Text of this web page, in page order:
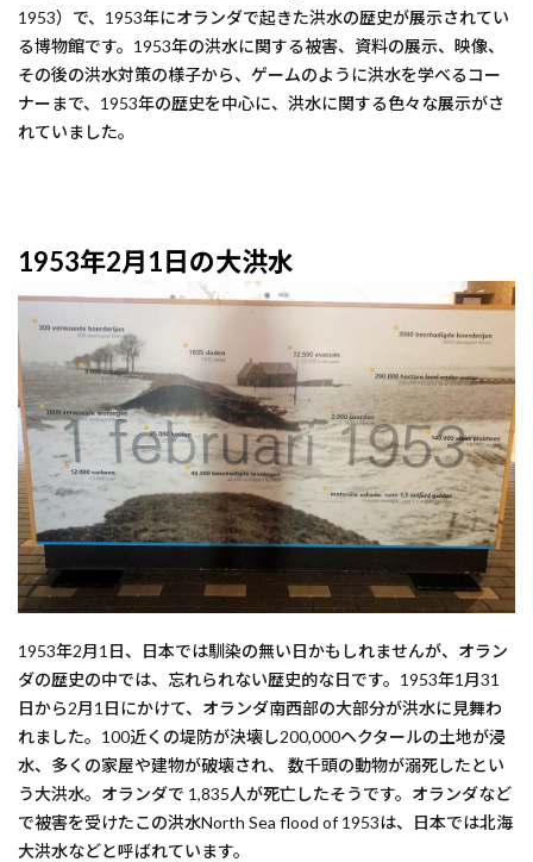
1953）で、1953年にオランダで起きた洪水の歴史が展示されてい
る博物館です。1953年の洪水に関する被害、資料の展示、映像、
その後の洪水対策の様子から、ゲームのように洪水を学べるコー
ナーまで、1953年の歴史を中心に、洪水に関する色々な展示がさ
れていました。
1953年2月1日の大洪水
1953年2月1日、日本では馴染の無い日かもしれませんが、オラン
ダの歴史の中では、忘れられない歴史的な日です。1953年1月31
日から2月1日にかけて、オランダ南西部の大部分が洪水に見舞わ
れました。100近くの堤防が決壊し200,000ヘクタールの土地が浸
水、多くの家屋や建物が破壊され、 数千頭の動物が溺死したとい
う大洪水。オランダで 1,835人が死亡したそうです。オランダなど
で被害を受けたこの洪水North Sea flood of 1953は、日本では北海
大洪水などと呼ばれています。